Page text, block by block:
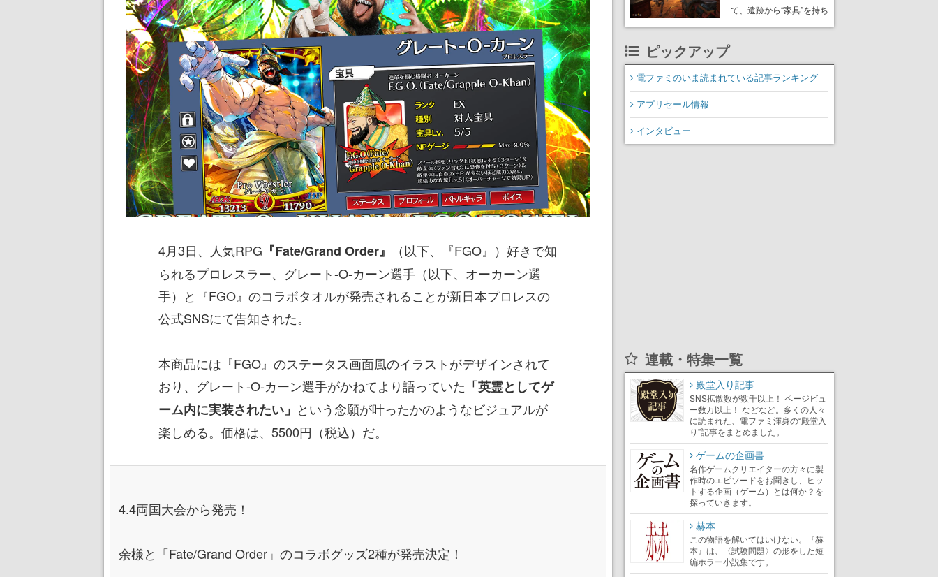
4月3日、人気RPG 『Fate/Grand Order』
（以下、『FGO』）好きで知
られるプロレスラー、グレート-O-カーン選手（以下、オーカーン選
手）と『FGO』のコラボタオルが発売されることが新日本プロレスの
公式SNSにて告知された。
本商品には『FGO』のステータス画面風のイラストがデザインされて
おり、グレート-O-カーン選手がかねてより語っていた 「英霊としてゲ
ーム内に実装されたい」 という念願が叶ったかのようなビジュアルが
楽しめる。価格は、5500円（税込）だ。
4.4両国大会から発売！
余様と「Fate/Grand Order」のコラボグッズ2種が発売決定！
て、遺跡から“家具”を持ち
帰るホラーアクションゲ
売。迫る“腐敗”から逃げ延
び、持ち帰った家具で基
ピックアップ
電ファミのいま読まれている記事ランキング
アプリセール情報
インタビュー
連載・特集一覧
殿堂入り記事
SNS拡散数が数千以上！ ページビュ
ー数万以上！ などなど。多くの人々
に読まれた、電ファミ渾身の“殿堂入
り”記事をまとめました。
ゲームの企画書
名作ゲームクリエイターの方々に製
作時のエピソードをお聞きし、ヒッ
トする企画（ゲーム）とは何か？を
探っていきます。
赫本
この物語を解いてはいけない。『赫
本』は、〈試験問題〉の形をした短
編ホラー小説集です。